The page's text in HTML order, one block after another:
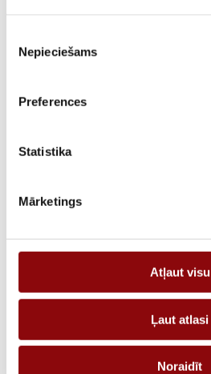
izvēle
Nepieciešams
Preferences
Statistika
Mārketings
Atļaut visu
Ļaut atlasi
Noraidīt
• Control rooms
• Payment systems
• Security control
MANUFACTURER
PHASES, IN / OUT